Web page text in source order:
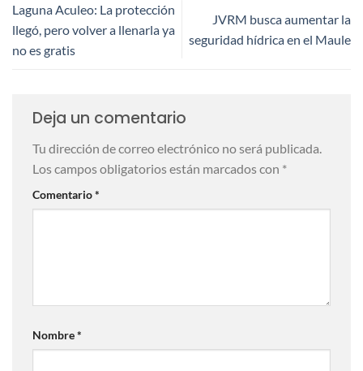
Laguna Aculeo: La protección
llegó, pero volver a llenarla ya
no es gratis
JVRM busca aumentar la
seguridad hídrica en el Maule
Deja un comentario
Tu dirección de correo electrónico no será publicada.
Los campos obligatorios están marcados con *
Comentario*
Nombre*